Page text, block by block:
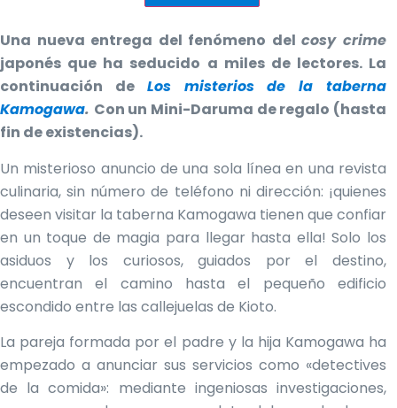
taberna
Kamogawa
+
Mini-
Daruma
cantidad
Una nueva entrega del fenómeno delcosy crime
japonés que ha seducido a miles de lectores. La
continuación de Los misterios de la taberna
Kamogawa. Con un Mini-Daruma de regalo (hasta
fin de existencias).
Un misterioso anuncio de una sola línea en una revista
culinaria, sin número de teléfono ni dirección: ¡quienes
deseen visitar la taberna Kamogawa tienen que confiar
en un toque de magia para llegar hasta ella! Solo los
asiduos y los curiosos, guiados por el destino,
encuentran el camino hasta el pequeño edificio
escondido entre las callejuelas de Kioto.
La pareja formada por el padre y la hija Kamogawa ha
empezado a anunciar sus servicios como «detectives
de la comida»: mediante ingeniosas investigaciones,